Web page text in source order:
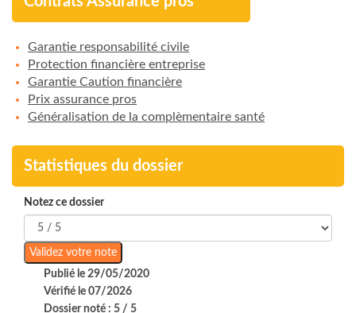
Garantie responsabilité civile
Protection financière entreprise
Garantie Caution financière
Prix assurance pros
Généralisation de la complèmentaire santé
Statistiques du dossier
Notez ce dossier
Publié le 29/05/2020
Vérifié le 07/2026
Dossier noté : 5 / 5